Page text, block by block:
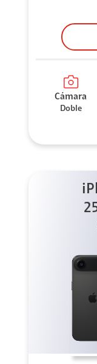
Cámara
Doble